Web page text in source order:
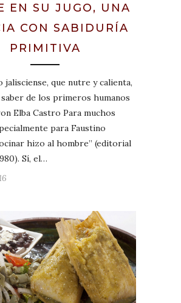
EN SU JUGO, UNA
CON SABIDURÍA
PRIMITIVA
jalisciense, que nutre y calienta,
de los primeros humanos
Elba Castro Para muchos
para Faustino
hizo al hombre” (editorial
Sí, el…